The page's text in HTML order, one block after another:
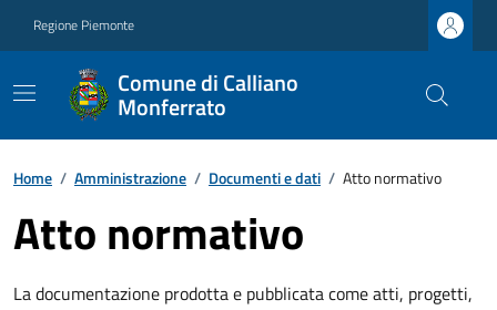
Regione Piemonte
Comune di Calliano
Monferrato
Home / Amministrazione / Documenti e dati / Atto normativo
Atto normativo
La documentazione prodotta e pubblicata come atti, progetti,